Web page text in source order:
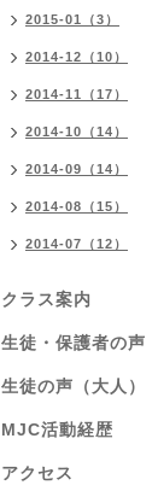
2015-01（3）
2014-12（10）
2014-11（17）
2014-10（14）
2014-09（14）
2014-08（15）
2014-07（12）
クラス案内
生徒・保護者の声
生徒の声（大人）
MJC活動経歴
アクセス